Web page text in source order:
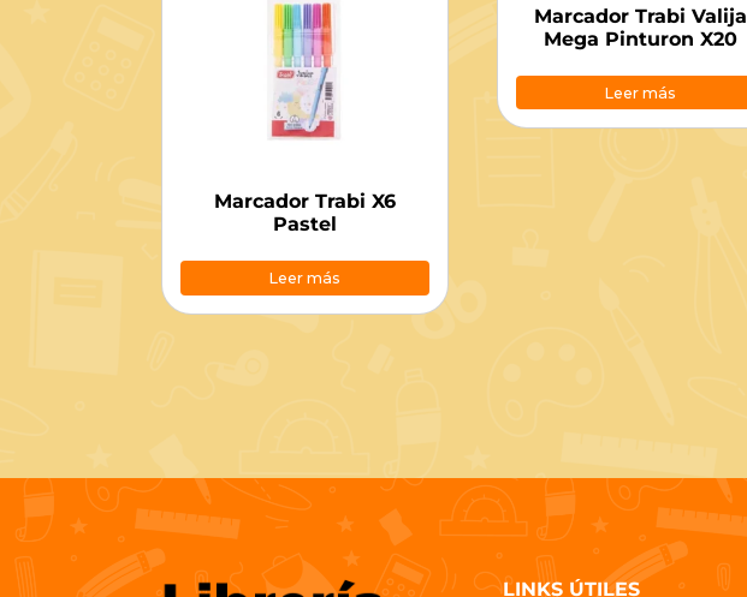
Marcador Trabi X6
Pastel
Leer más
Marcador Trabi Valija
Mega Pinturon X20
Leer más
LINKS ÚTILES